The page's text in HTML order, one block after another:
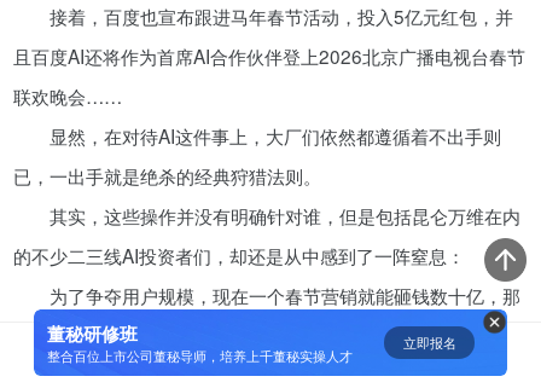
短视频用户规模超2.4亿 商业模式
仍处于探索当中
07-24
腾讯与马化腾：腾讯五虎是如何分
配股权的
08-01
资鲸精选 | IPO并购案例深度解读-
从富士康、明匠智能、Daintree说
09-14
接着，百度也宣布跟进马年春节活动，投入5亿元红包，并
且百度AI还将作为首席AI合作伙伴登上2026北京广播电视台春节
联欢晚会……
显然，在对待AI这件事上，大厂们依然都遵循着不出手则
已，一出手就是绝杀的经典狩猎法则。
其实，这些操作并没有明确针对谁，但是包括昆仑万维在内
的不少二三线AI投资者们，却还是从中感到了一阵窒息：
为了争夺用户规模，现在一个春节营销就能砸钱数十亿，那
么等到AI商业模式明了的那一天，谁又能顶得住大厂们的进攻？
这个春节过后，AI中厂们是不是该重新思考一下自身在AI行
董秘研修班
整合百位上市公司董秘导师，培养上千董秘实操人才
立即报名